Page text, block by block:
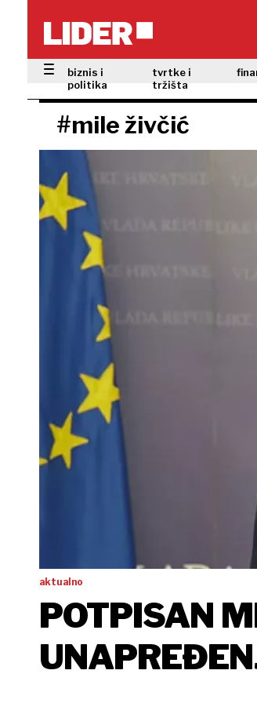
biznis i
politika
tvrtke i
tržišta
#mile živčić
aktualno
POTPISAN